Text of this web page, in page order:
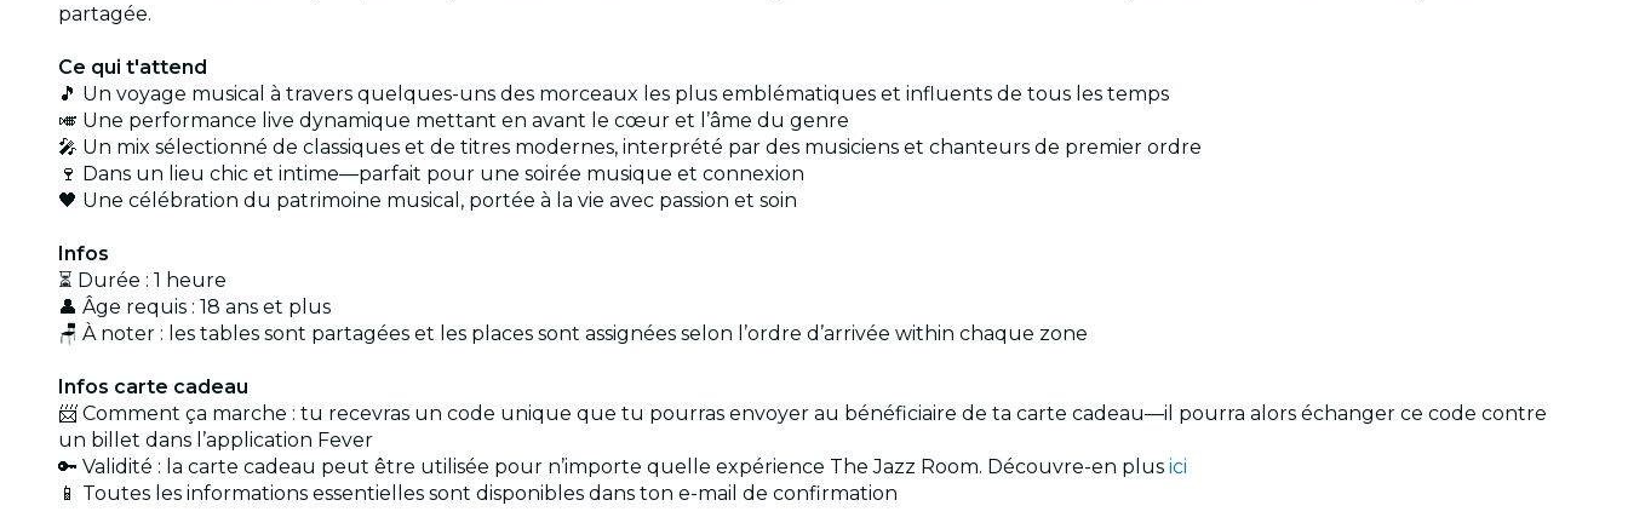
partagée.
Ce qui t'attend
🎵 Un voyage musical à travers quelques-uns des morceaux les plus emblématiques et influents de tous les temps
🎺 Une performance live dynamique mettant en avant le cœur et l’âme du genre
🎤 Un mix sélectionné de classiques et de titres modernes, interprété par des musiciens et chanteurs de premier ordre
🍷 Dans un lieu chic et intime—parfait pour une soirée musique et connexion
🖤 Une célébration du patrimoine musical, portée à la vie avec passion et soin
Infos
⏳ Durée : 1 heure
👤 Âge requis : 18 ans et plus
🪑 À noter : les tables sont partagées et les places sont assignées selon l’ordre d’arrivée within chaque zone
Infos carte cadeau
📨 Comment ça marche : tu recevras un code unique que tu pourras envoyer au bénéficiaire de ta carte cadeau—il pourra alors échanger ce code contre
un billet dans l’application Fever
🔑 Validité : la carte cadeau peut être utilisée pour n’importe quelle expérience The Jazz Room. Découvre-en plus ici
📱 Toutes les informations essentielles sont disponibles dans ton e-mail de confirmation